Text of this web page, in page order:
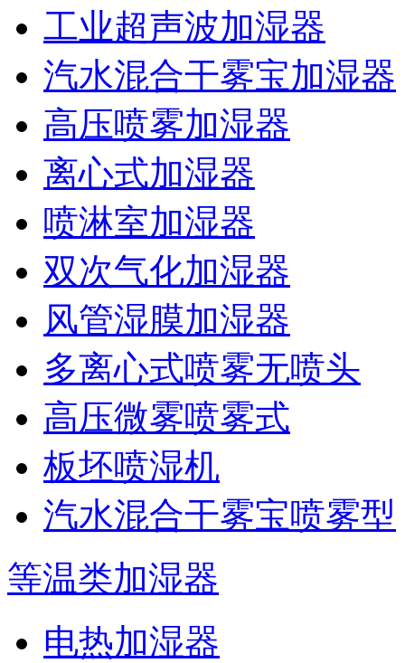
工业超声波加湿器
汽水混合干雾宝加湿器
高压喷雾加湿器
离心式加湿器
喷淋室加湿器
双次气化加湿器
风管湿膜加湿器
多离心式喷雾无喷头
高压微雾喷雾式
板坯喷湿机
汽水混合干雾宝喷雾型
等温类加湿器
电热加湿器